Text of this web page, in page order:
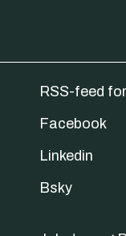
RSS-feed
Facebook
Linkedin
Bsky